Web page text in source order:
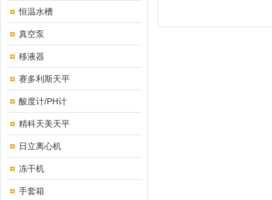
恒温水槽
真空泵
移液器
赛多利斯天平
酸度计/PH计
精科天美天平
日立离心机
冻干机
手套箱